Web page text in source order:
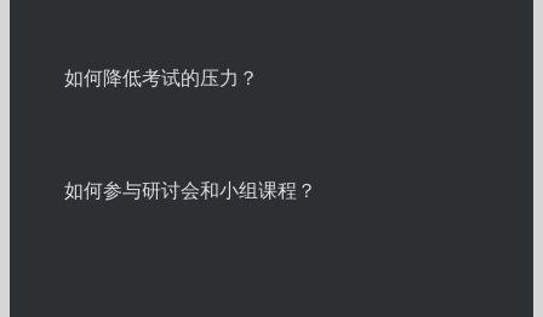
如何降低考试的压力？
如何参与研讨会和小组课程？